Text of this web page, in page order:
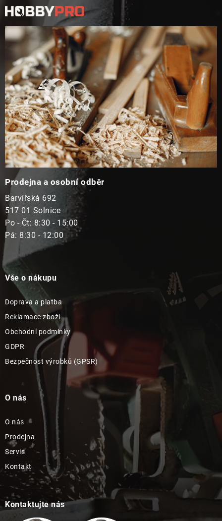
p
a
Prodejna a osobní odběr
Barvířská 692
517 01 Solnice
Po - Čt: 8:30 - 15:00
Pá: 8:30 - 12:00
Vše o nákupu
Doprava a platba
Reklamace zboží
Obchodní podmínky
GDPR
Bezpečnost výrobků (GPSR)
O nás
O nás
Prodejna
Servis
Kontakt
Kontaktujte nás